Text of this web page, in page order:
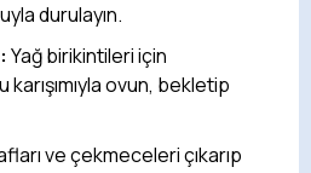
durulayın.
Yağ birikintileri için
ovun, bekletip
ve çekmeceleri çıkarıp